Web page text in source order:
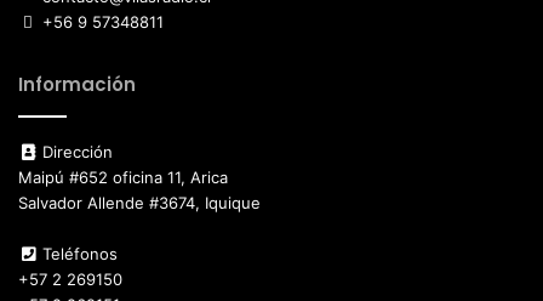
+56 9 57348811
Información
Dirección
Maipú #652 oficina 11, Arica
Salvador Allende #3674, Iquique
Teléfonos
+57 2 269150